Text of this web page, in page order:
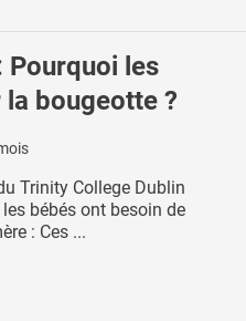
Pourquoi les
bougeotte ?
Trinity College Dublin
bébés ont besoin de
: Ces ...